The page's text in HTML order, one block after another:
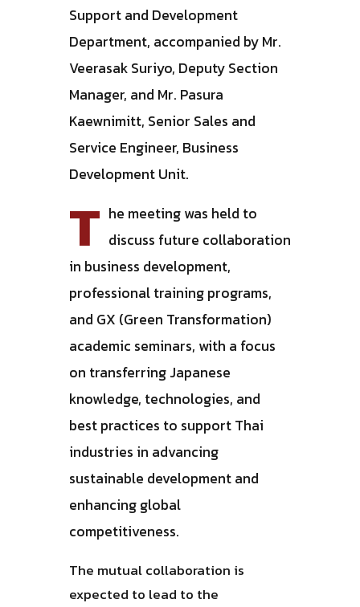
Support and Development
Department, accompanied by Mr.
Veerasak Suriyo, Deputy Section
Manager, and Mr. Pasura
Kaewnimitt, Senior Sales and
Service Engineer, Business
Development Unit.
T he meeting was held to
discuss future collaboration
in business development,
professional training programs,
and GX (Green Transformation)
academic seminars, with a focus
on transferring Japanese
knowledge, technologies, and
best practices to support Thai
industries in advancing
sustainable development and
enhancing global
competitiveness.
The mutual collaboration is
expected to lead to the